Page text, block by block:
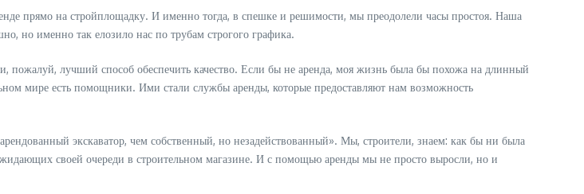
прямо на стройплощадку. И именно тогда, в спешке и решимости, мы преодолели часы простоя. Наша
но именно так елозило нас по трубам строгого графика.
пожалуй, лучший способ обеспечить качество. Если бы не аренда, моя жизнь была бы похожа на длинный
мире есть помощники. Ими стали службы аренды, которые предоставляют нам возможность
экскаватор, чем собственный, но незадействованный». Мы, строители, знаем: как бы ни была
своей очереди в строительном магазине. И с помощью аренды мы не просто выросли, но и